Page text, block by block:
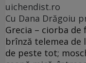
uichendist.ro
Cu Dana Drăgoiu
Grecia – ciorba de
brînză telemea de
de peste tot;